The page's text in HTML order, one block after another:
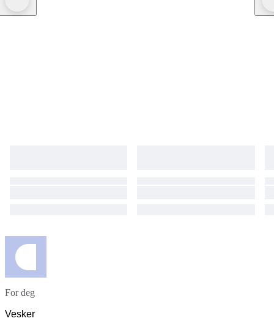
For deg
Vesker